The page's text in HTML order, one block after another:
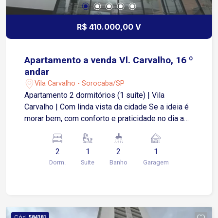
R$ 410.000,00 V
Apartamento a venda Vl. Carvalho, 16 º
andar
Vila Carvalho - Sorocaba/SP
Apartamento 2 dormitórios (1 suíte) | Vila
Carvalho | Com linda vista da cidade Se a ideia é
morar bem, com conforto e praticidade no dia a
pra você. São 53,63 m² muito bem distribuídos,
com uma planta inteligente que integra sala,
cozinha e uma varanda gourmet espaçosa,
Varanda gourmet integrada ? 1 vaga de garagem
2
Dorm.
1
Suite
2
Banho
1
Garagem